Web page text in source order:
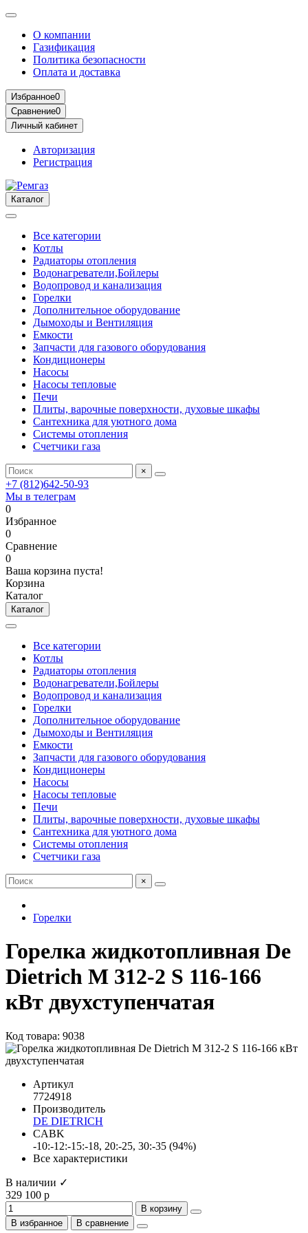
О компании
Газификация
Политика безопасности
Оплата и доставка
Избранное0
Сравнение0
Личный кабинет
Авторизация
Регистрация
Каталог
Все категории
Котлы
Радиаторы отопления
Водонагреватели,Бойлеры
Водопровод и канализация
Горелки
Дополнительное оборудование
Дымоходы и Вентиляция
Емкости
Запчасти для газового оборудования
Кондиционеры
Насосы
Насосы тепловые
Печи
Плиты, варочные поверхности, духовые шкафы
Сантехника для уютного дома
Системы отопления
Счетчики газа
×
+7 (812)642-50-93
Мы в телеграм
0
Избранное
0
Сравнение
0
Ваша корзина пуста!
Корзина
Каталог
Каталог
Все категории
Котлы
Радиаторы отопления
Водонагреватели,Бойлеры
Водопровод и канализация
Горелки
Дополнительное оборудование
Дымоходы и Вентиляция
Емкости
Запчасти для газового оборудования
Кондиционеры
Насосы
Насосы тепловые
Печи
Плиты, варочные поверхности, духовые шкафы
Сантехника для уютного дома
Системы отопления
Счетчики газа
×
Горелки
Горелка жидкотопливная De
Dietrich M 312-2 S 116-166
кВт двухступенчатая
Код товара: 9038
Артикул
7724918
Производитель
DE DIETRICH
CABK
-10:-12:-15:-18, 20:-25, 30:-35 (94%)
Все характеристики
В наличии ✓
329 100 р
В корзину
В избранное
В сравнение